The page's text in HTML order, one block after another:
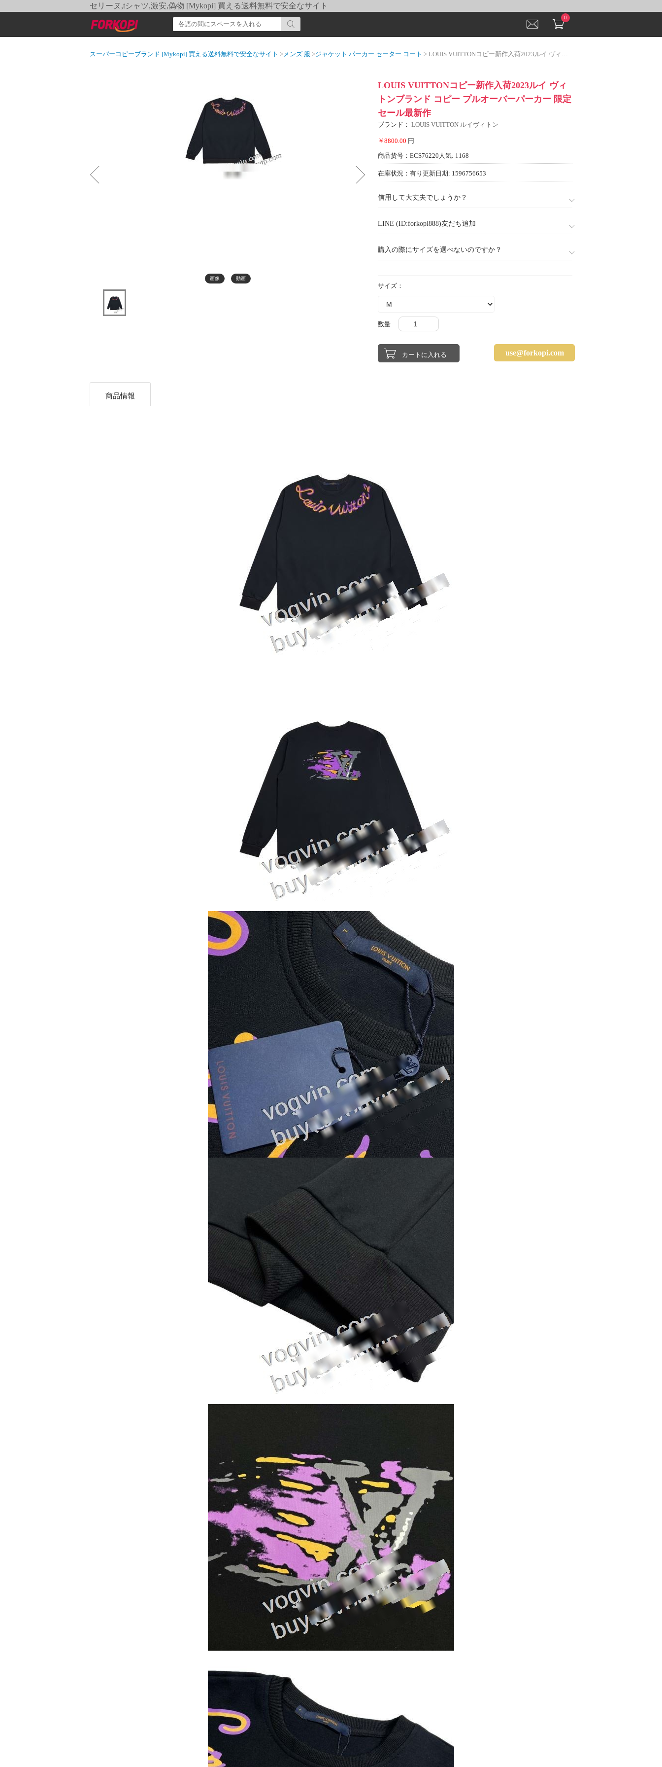
セリーヌ,tシャツ,激安,偽物 [Mykopi] 買える送料無料で安全なサイト
0
スーパーコピーブランド [Mykopi] 買える送料無料で安全なサイト >メンズ 服 >ジャケット パーカー セーター コート > LOUIS VUITTONコピー新作入荷2023ルイ ヴィトンブランド コピー プルオーバーパーカー 限定セール最新作
画像 動画
LOUIS VUITTONコピー新作入荷2023ルイ ヴィ
トンブランド コピー プルオーバーパーカー 限定
セール最新作
ブランド： LOUIS VUITTON ルイヴィトン
￥8800.00 円
商品货号：ECS76220 人気: 1168
在庫状況：有り 更新日期: 1596756653
信用して大丈夫でしょうか？
LINE (ID:forkopi888)友だち追加
購入の際にサイズを選べないのですか？
サイズ：
数量
use@forkopi.com
商品情報